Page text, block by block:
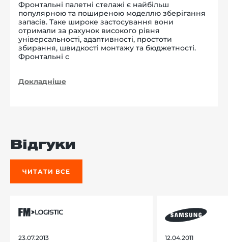
Фронтальні палетні стелажі є найбільш
популярною та поширеною моделлю зберігання
запасів. Таке широке застосування вони
отримали за рахунок високого рівня
універсальності, адаптивності, простоти
збирання, швидкості монтажу та бюджетності.
Фронтальні с
Докладніше
Відгуки
ЧИТАТИ ВСЕ
23.07.2013 12.04.2011